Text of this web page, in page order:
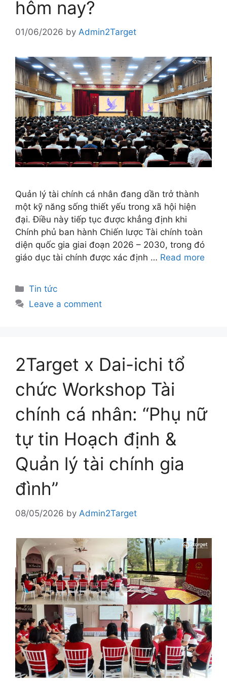
hôm nay?
01/06/2026 by Admin2Target
Quản lý tài chính cá nhân đang dần trở thành
một kỹ năng sống thiết yếu trong xã hội hiện
đại. Điều này tiếp tục được khẳng định khi
Chính phủ ban hành Chiến lược Tài chính toàn
diện quốc gia giai đoạn 2026 – 2030, trong đó
giáo dục tài chính được xác định … Read more
Tin tức
Leave a comment
2Target x Dai-ichi tổ
chức Workshop Tài
chính cá nhân: “Phụ nữ
tự tin Hoạch định &
Quản lý tài chính gia
đình”
08/05/2026 by Admin2Target